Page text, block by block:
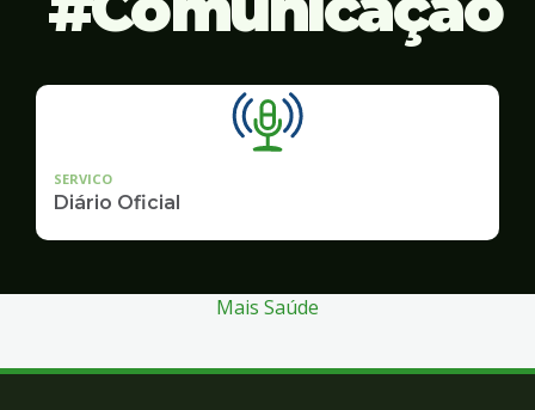
SERVICO
Diário Oficial
Mais Saúde